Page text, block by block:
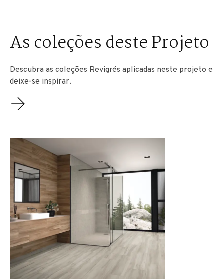
As coleções deste Projeto
Descubra as coleções Revigrés aplicadas neste projeto e
deixe-se inspirar.